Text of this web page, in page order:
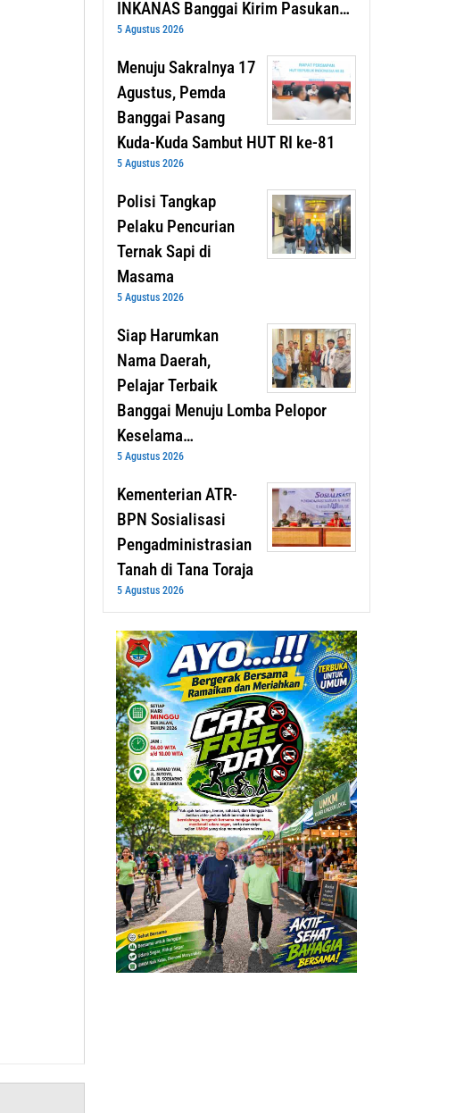
INKANAS Banggai Kirim Pasukan…
5 Agustus 2026
Menuju Sakralnya 17
Agustus, Pemda
Banggai Pasang
Kuda-Kuda Sambut HUT RI ke-81
5 Agustus 2026
Polisi Tangkap
Pelaku Pencurian
Ternak Sapi di
Masama
5 Agustus 2026
Siap Harumkan
Nama Daerah,
Pelajar Terbaik
Banggai Menuju Lomba Pelopor
Keselama…
5 Agustus 2026
Kementerian ATR-
BPN Sosialisasi
Pengadministrasian
Tanah di Tana Toraja
5 Agustus 2026